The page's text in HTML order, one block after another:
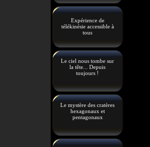
Expérience de
télékinésie accessible à
tous
Le ciel nous tombe sur
la tête... Depuis
toujours !
Le mystère des cratères
hexagonaux et
pentagonaux